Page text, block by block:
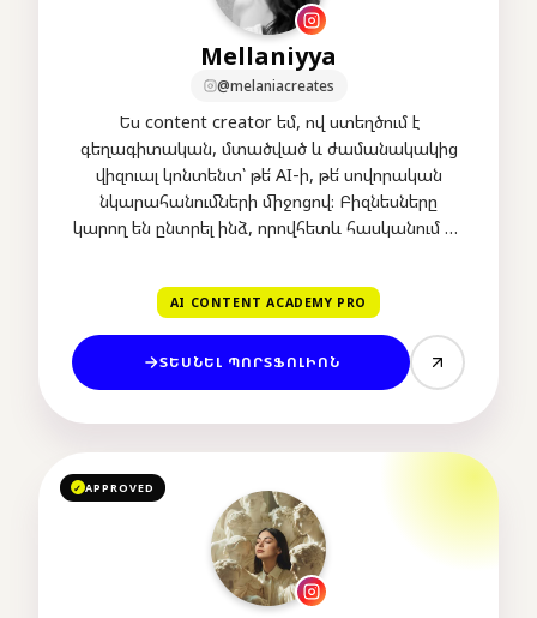
Mellaniyya
@melaniacreates
Ես content creator եմ, ով ստեղծում է
գեղագիտական, մտածված և ժամանակակից
վիզուալ կոնտենտ՝ թե՛ AI-ի, թե՛ սովորական
նկարահանումների միջոցով։ Բիզնեսները
կարող են ընտրել ինձ, որովհետև հասկանում եմ
AI CONTENT ACADEMY PRO
ՏԵՍՆԵԼ ՊՈՐՏՖՈԼԻՈՆ
✓ APPROVED